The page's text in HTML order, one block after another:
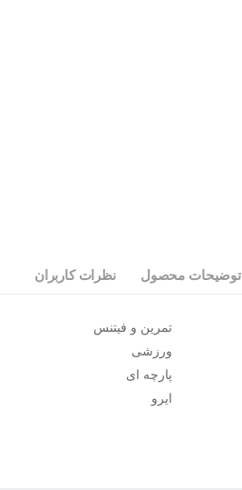
توضیحات محصول نظرات کاربران
تمرین و فیتنس
ورزشی
پارچه ای
ایرو